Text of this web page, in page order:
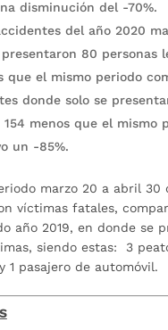
disminución del -70%.
del año 2020
80 personas
que el mismo periodo
donde solo se
154 menos que el mismo
un -85%.
marzo 20 a abril 30
víctimas fatales,
año 2019, en donde se
siendo estas: 3
1 pasajero de automóvil.